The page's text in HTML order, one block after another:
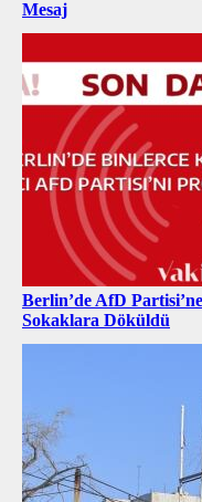
Mesaj
Berlin’de AfD
Sokaklara Döküldü